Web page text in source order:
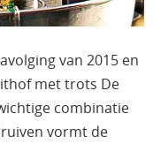
van 2015 en
met trots De
combinatie
vormt de